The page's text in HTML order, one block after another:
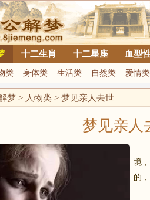
十二生肖 十二星座 血型
类 身体类 生活类 自然类 爱情类
梦 > 人物类 > 梦见亲人去世
梦见亲人
境
的